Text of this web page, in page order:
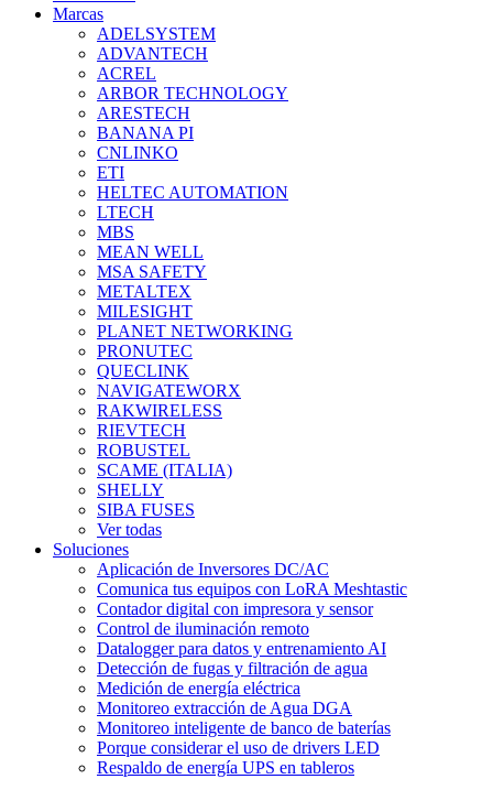
Marcas
ADELSYSTEM
ADVANTECH
ACREL
ARBOR TECHNOLOGY
ARESTECH
BANANA PI
CNLINKO
ETI
HELTEC AUTOMATION
LTECH
MBS
MEAN WELL
MSA SAFETY
METALTEX
MILESIGHT
PLANET NETWORKING
PRONUTEC
QUECLINK
NAVIGATEWORX
RAKWIRELESS
RIEVTECH
ROBUSTEL
SCAME (ITALIA)
SHELLY
SIBA FUSES
Ver todas
Soluciones
Aplicación de Inversores DC/AC
Comunica tus equipos con LoRA Meshtastic
Contador digital con impresora y sensor
Control de iluminación remoto
Datalogger para datos y entrenamiento AI
Detección de fugas y filtración de agua
Medición de energía eléctrica
Monitoreo extracción de Agua DGA
Monitoreo inteligente de banco de baterías
Porque considerar el uso de drivers LED
Respaldo de energía UPS en tableros